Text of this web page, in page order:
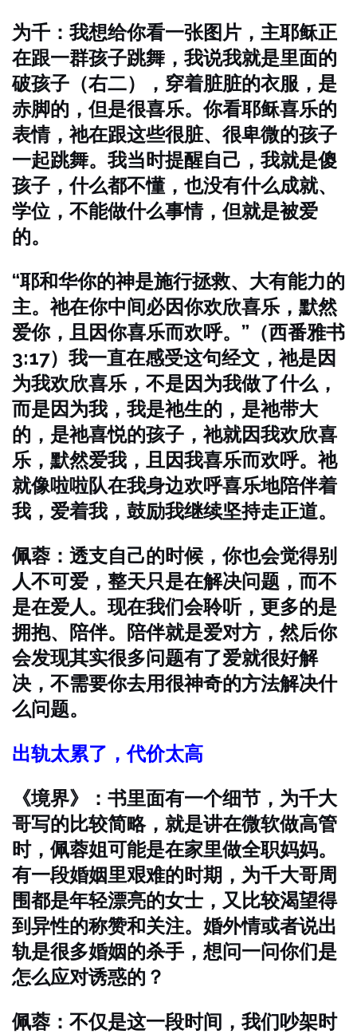
为千：我想给你看一张图片，主耶稣正
在跟一群孩子跳舞，我说我就是里面的
破孩子（右二），穿着脏脏的衣服，是
赤脚的，但是很喜乐。你看耶稣喜乐的
表情，祂在跟这些很脏、很卑微的孩子
一起跳舞。我当时提醒自己，我就是傻
孩子，什么都不懂，也没有什么成就、
学位，不能做什么事情，但就是被爱
的。
“耶和华你的神是施行拯救、大有能力的
主。祂在你中间必因你欢欣喜乐，默然
爱你，且因你喜乐而欢呼。”（西番雅书
3:17）我一直在感受这句经文，祂是因
为我欢欣喜乐，不是因为我做了什么，
而是因为我，我是祂生的，是祂带大
的，是祂喜悦的孩子，祂就因我欢欣喜
乐，默然爱我，且因我喜乐而欢呼。祂
就像啦啦队在我身边欢呼喜乐地陪伴着
我，爱着我，鼓励我继续坚持走正道。
佩蓉：透支自己的时候，你也会觉得别
人不可爱，整天只是在解决问题，而不
是在爱人。现在我们会聆听，更多的是
拥抱、陪伴。陪伴就是爱对方，然后你
会发现其实很多问题有了爱就很好解
决，不需要你去用很神奇的方法解决什
么问题。
出轨太累了，代价太高
《境界》：书里面有一个细节，为千大
哥写的比较简略，就是讲在微软做高管
时，佩蓉姐可能是在家里做全职妈妈。
有一段婚姻里艰难的时期，为千大哥周
围都是年轻漂亮的女士，又比较渴望得
到异性的称赞和关注。婚外情或者说出
轨是很多婚姻的杀手，想问一问你们是
怎么应对诱惑的？
佩蓉：不仅是这一段时间，我们吵架时